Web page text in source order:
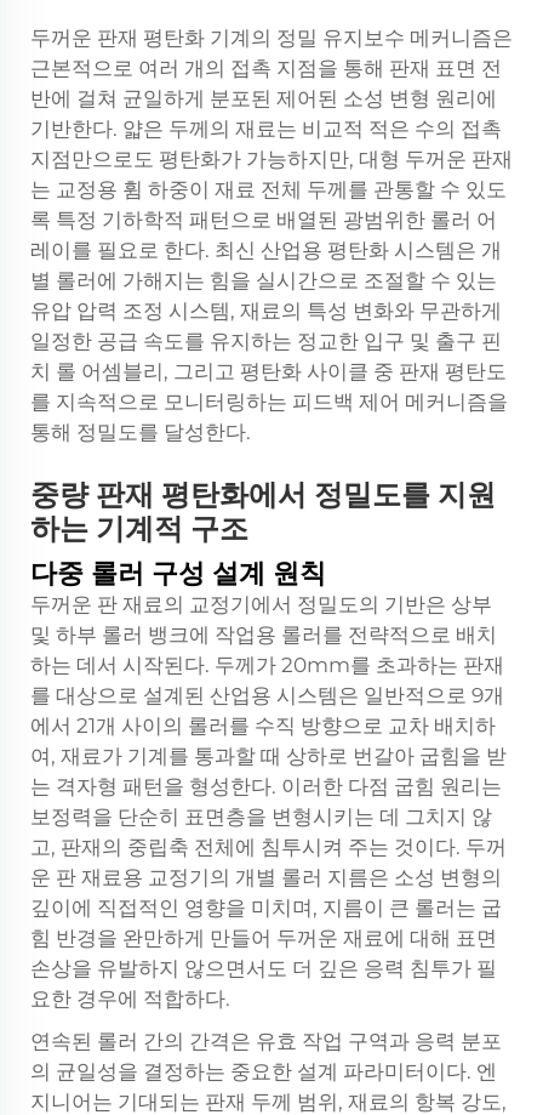
두꺼운 판재 평탄화 기계의 정밀 유지보수 메커니즘은
근본적으로 여러 개의 접촉 지점을 통해 판재 표면 전
반에 걸쳐 균일하게 분포된 제어된 소성 변형 원리에
기반한다. 얇은 두께의 재료는 비교적 적은 수의 접촉
지점만으로도 평탄화가 가능하지만, 대형 두꺼운 판재
는 교정용 휨 하중이 재료 전체 두께를 관통할 수 있도
록 특정 기하학적 패턴으로 배열된 광범위한 롤러 어
레이를 필요로 한다. 최신 산업용 평탄화 시스템은 개
별 롤러에 가해지는 힘을 실시간으로 조절할 수 있는
유압 압력 조정 시스템, 재료의 특성 변화와 무관하게
일정한 공급 속도를 유지하는 정교한 입구 및 출구 핀
치 롤 어셈블리, 그리고 평탄화 사이클 중 판재 평탄도
를 지속적으로 모니터링하는 피드백 제어 메커니즘을
통해 정밀도를 달성한다.
중량 판재 평탄화에서 정밀도를 지원
하는 기계적 구조
다중 롤러 구성 설계 원칙
두꺼운 판 재료의 교정기에서 정밀도의 기반은 상부
및 하부 롤러 뱅크에 작업용 롤러를 전략적으로 배치
하는 데서 시작된다. 두께가 20mm를 초과하는 판재
를 대상으로 설계된 산업용 시스템은 일반적으로 9개
에서 21개 사이의 롤러를 수직 방향으로 교차 배치하
여, 재료가 기계를 통과할 때 상하로 번갈아 굽힘을 받
는 격자형 패턴을 형성한다. 이러한 다점 굽힘 원리는
보정력을 단순히 표면층을 변형시키는 데 그치지 않
고, 판재의 중립축 전체에 침투시켜 주는 것이다. 두꺼
운 판 재료용 교정기의 개별 롤러 지름은 소성 변형의
깊이에 직접적인 영향을 미치며, 지름이 큰 롤러는 굽
힘 반경을 완만하게 만들어 두꺼운 재료에 대해 표면
손상을 유발하지 않으면서도 더 깊은 응력 침투가 필
요한 경우에 적합하다.
연속된 롤러 간의 간격은 유효 작업 구역과 응력 분포
의 균일성을 결정하는 중요한 설계 파라미터이다. 엔
지니어는 기대되는 판재 두께 범위, 재료의 항복 강도,